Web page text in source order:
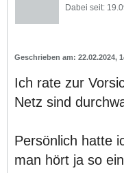
Dabei seit:
22.02.2024,
Ich rate zur
Netz sind
Persönlich hatte
man hört ja so